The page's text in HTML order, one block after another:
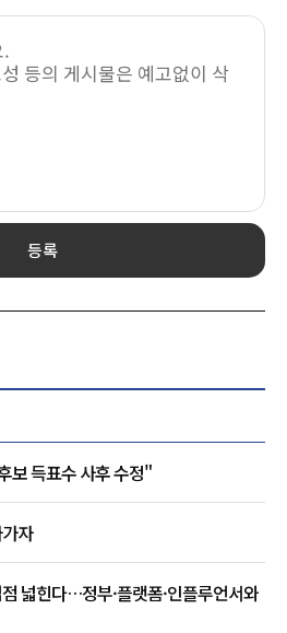
등록
보 득표수 사후 수정"
자
넓힌다…정부·플랫폼·인플루언서와